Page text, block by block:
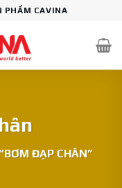
PHẨM CAVINA
ĐẠP CHÂN”